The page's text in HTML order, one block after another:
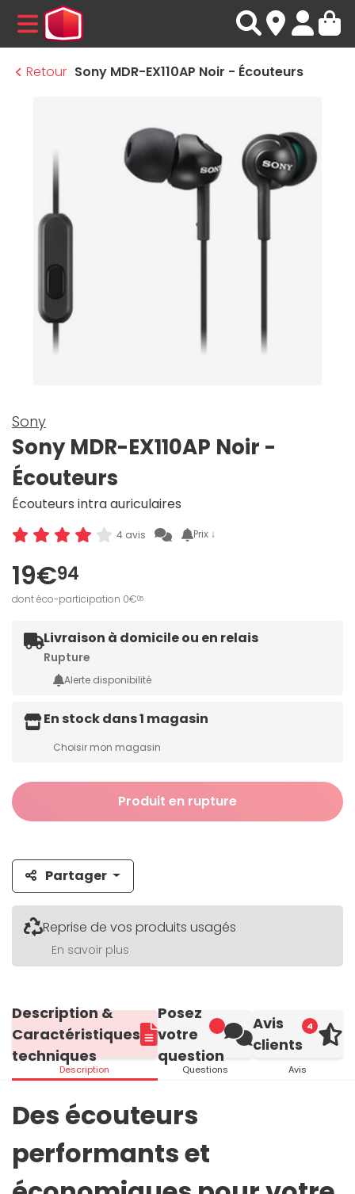
MENU
Retour Sony MDR-EX110AP Noir - Écouteurs
Sony
Sony MDR-EX110AP Noir -
Écouteurs
Écouteurs intra auriculaires
4 avis Prix ↓
19€94
dont éco-participation 0€05
Livraison à domicile ou en relais
Rupture
Alerte disponibilité
En stock dans 1 magasin
Choisir mon magasin
Produit en rupture
Partager
Reprise de vos produits usagés
En savoir plus
Description &
Caractéristiques
techniques
Description
Posez
votre
question
Questions
4
Avis
clients
Avis
Des écouteurs
performants et